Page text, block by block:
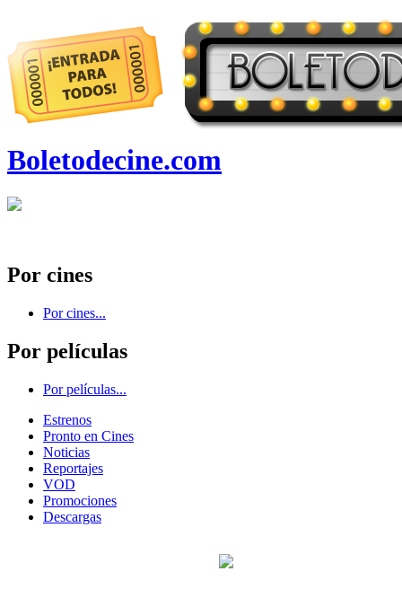
Boletodecine.com
Por cines
Por cines...
Por películas
Por películas...
Estrenos
Pronto en Cines
Noticias
Reportajes
VOD
Promociones
Descargas